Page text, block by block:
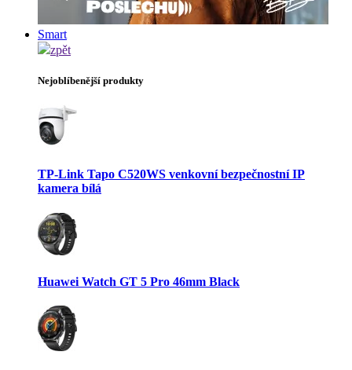
Smart
zpět
Nejoblíbenější produkty
TP-Link Tapo C520WS venkovní bezpečnostní IP
kamera bílá
Huawei Watch GT 5 Pro 46mm Black